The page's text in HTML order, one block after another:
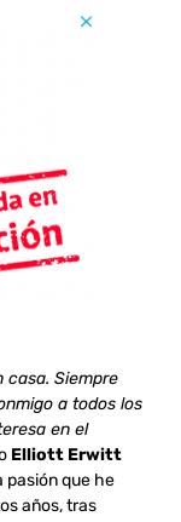
casa. Siempre
a todos los
en el
Elliott Erwitt
pasión que he
años, tras